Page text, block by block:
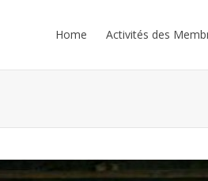
Home Activités des